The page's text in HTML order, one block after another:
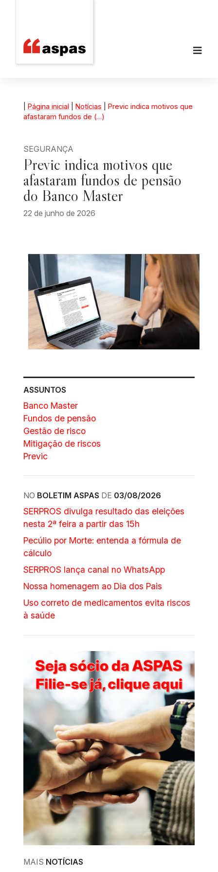
Página inicial Notícias
Previc indica motivos que
afastaram fundos de (…)
SEGURANÇA
Previc indica motivos que
afastaram fundos de pensão
do Banco Master
22 de junho de 2026
ASSUNTOS
Banco Master
Fundos de pensão
Gestão de risco
Mitigação de riscos
Previc
NO BOLETIM ASPAS DE 03/08/2026
SERPROS divulga resultado das eleições
nesta 2ª feira a partir das 15h
Pecúlio por Morte: entenda a fórmula de
cálculo
SERPROS lança canal no WhatsApp
Nossa homenagem ao Dia dos Pais
Uso correto de medicamentos evita riscos
à saúde
MAIS NOTÍCIAS